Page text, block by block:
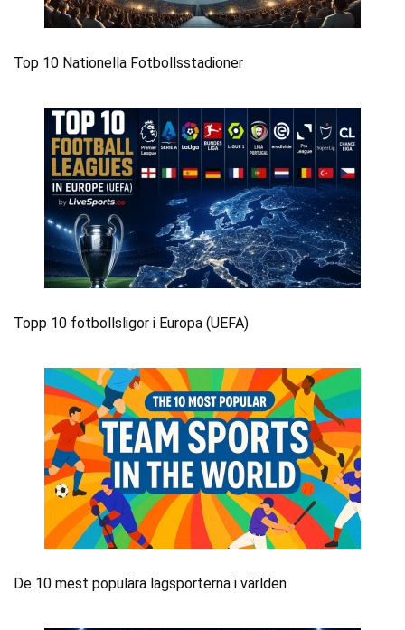
Top 10 Nationella Fotbollsstadioner
Topp 10 fotbollsligor i Europa (UEFA)
De 10 mest populära lagsporterna i världen